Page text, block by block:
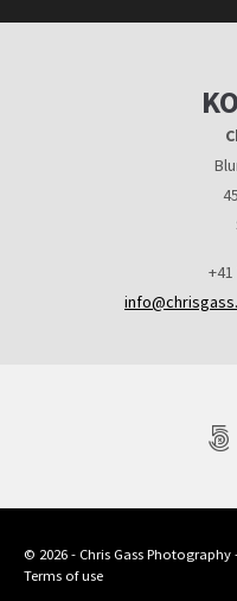
+41
© 2026 - Chris Gass Photography
Terms of use